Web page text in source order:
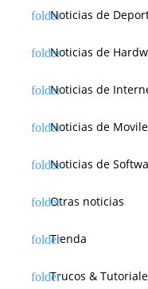
Noticias de
Noticias de
Noticias de
Noticias de
Noticias de
Otras noticias
Tienda
Trucos &